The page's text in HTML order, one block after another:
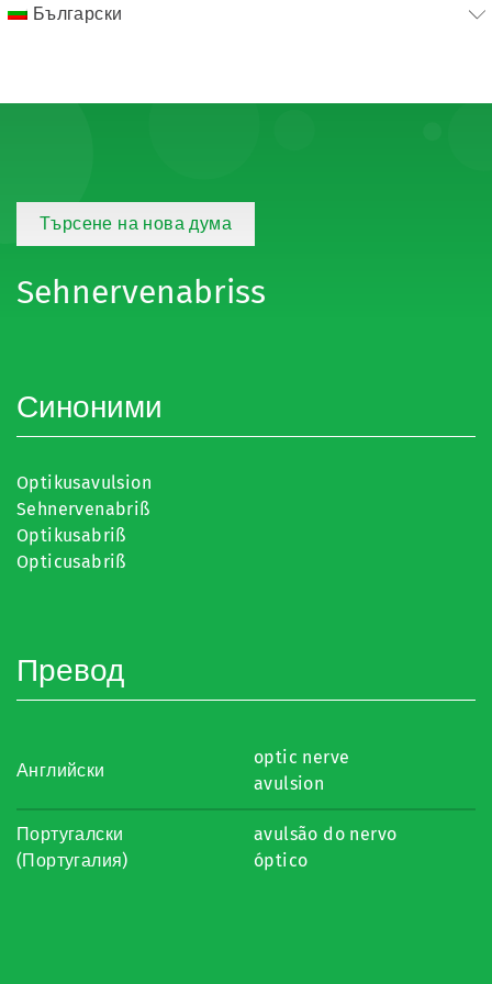
Български
Търсене на нова дума
Sehnervenabriss
Синоними
Optikusavulsion
Sehnervenabriß
Optikusabriß
Opticusabriß
Превод
Английски
optic nerve
avulsion
Португалски
(Португалия)
avulsão do nervo
óptico